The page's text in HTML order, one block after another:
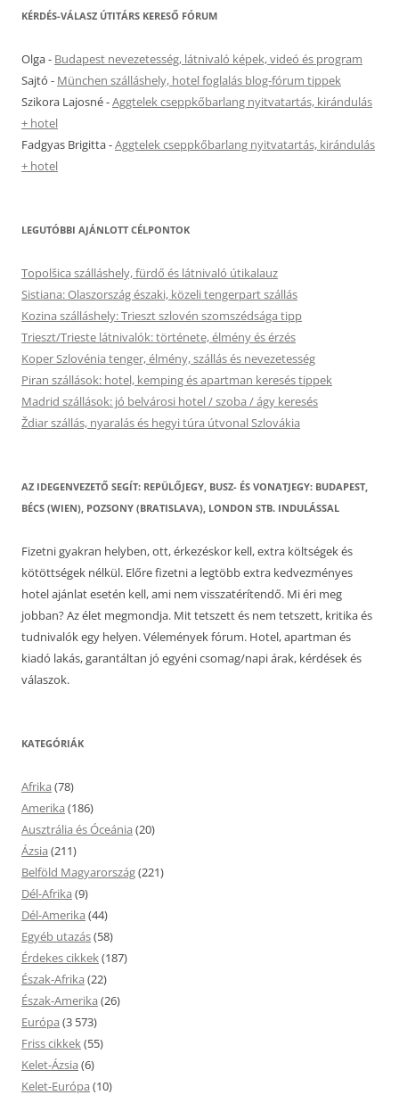
KÉRDÉS-VÁLASZ ÚTITÁRS KERESŐ FÓRUM
Olga- Budapest nevezetesség, látnivaló képek, videó és program
Sajtó - München szálláshely, hotel foglalás blog-fórum tippek
Szikora Lajosné-Aggtelek cseppkőbarlang nyitvatartás, kirándulás
+ hotel
Fadgyas Brigitta-Aggtelek cseppkőbarlang nyitvatartás, kirándulás
+ hotel
LEGUTÓBBI AJÁNLOTT CÉLPONTOK
Topolšica szálláshely, fürdő és látnivaló útikalauz
Sistiana: Olaszország északi, közeli tengerpart szállás
Kozina szálláshely: Trieszt szlovén szomszédsága tipp
Trieszt/Trieste látnivalók: története, élmény és érzés
Koper Szlovénia tenger, élmény, szállás és nevezetesség
Piran szállások: hotel, kemping és apartman keresés tippek
Madrid szállások: jó belvárosi hotel / szoba / ágy keresés
Ždiar szállás, nyaralás és hegyi túra útvonal Szlovákia
AZ IDEGENVEZETŐ SEGÍT: REPÜLŐJEGY, BUSZ- ÉS VONATJEGY: BUDAPEST,
BÉCS (WIEN), POZSONY (BRATISLAVA), LONDON STB. INDULÁSSAL
Fizetni gyakran helyben, ott, érkezéskor kell, extra költségek és
kötöttségek nélkül. Előre fizetni a legtöbb extra kedvezményes
hotel ajánlat esetén kell, ami nem visszatérítendő. Mi éri meg
jobban? Az élet megmondja. Mit tetszett és nem tetszett, kritika és
tudnivalók egy helyen. Vélemények fórum. Hotel, apartman és
kiadó lakás, garantáltan jó egyéni csomag/napi árak, kérdések és
válaszok.
KATEGÓRIÁK
Afrika (78)
Amerika (186)
Ausztrália és Óceánia (20)
Ázsia (211)
Belföld Magyarország(221)
Dél-Afrika (9)
Dél-Amerika (44)
Egyéb utazás(58)
Érdekes cikkek (187)
Észak-Afrika (22)
Észak-Amerika (26)
Európa (3 573)
Friss cikkek (55)
Kelet-Ázsia (6)
Kelet-Európa (10)